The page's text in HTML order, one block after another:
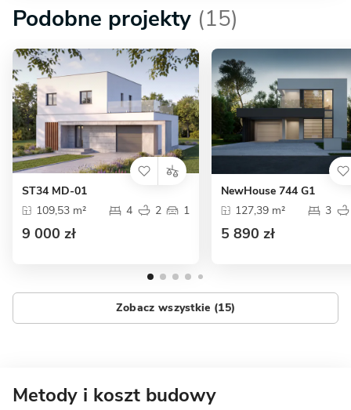
Podobne projekty (15)
ST34 MD-01
109,53 m²
4 2 1
9 000 zł
NewHouse 744 G1
127,39 m²
3
5 890 zł
Zobacz wszystkie (15)
Metody i koszt budowy